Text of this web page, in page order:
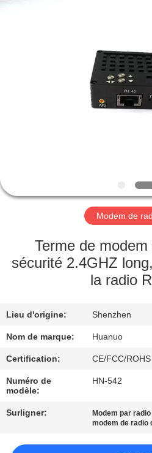
À
PROPOS
NOUS
L'USINE
CONTRÔLE
QUALITÉ
CONTACTEZ-
NOUS
Modem de
Terme de
sécurité 2.4GHZ
la radio
Lieu d'origine: Shenzhen
Nom de marque: Huanuo
Certification: CE/FCC/ROHS
Numéro de
modèle:
HN-542
Surligner: Modem par
modem de radio